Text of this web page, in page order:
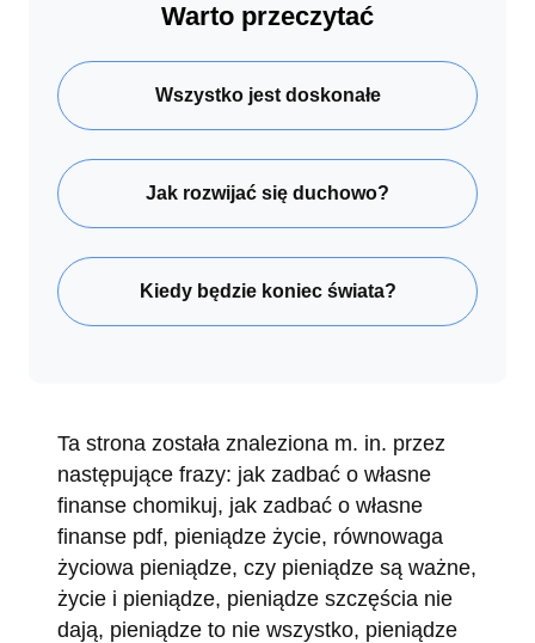
Warto przeczytać
Wszystko jest doskonałe
Jak rozwijać się duchowo?
Kiedy będzie koniec świata?
Ta strona została znaleziona m. in. przez
następujące frazy: jak zadbać o własne
finanse chomikuj, jak zadbać o własne
finanse pdf, pieniądze życie, równowaga
życiowa pieniądze, czy pieniądze są ważne,
życie i pieniądze, pieniądze szczęścia nie
dają, pieniądze to nie wszystko, pieniądze